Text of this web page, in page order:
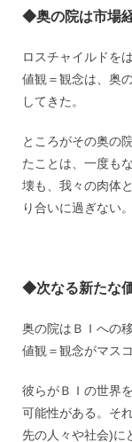
◆奥の院は市場
ロスチャイルドを
値観＝観念は、奥
してきた。
ところがその奥の
たことは、一度も
壊も、我々の肉体
り合いに過ぎない
◆次なる新たな
奥の院はＢＩへの
値観＝観念がマス
彼らがＢＩの世界
可能性がある。そ
先の人々や社会)に